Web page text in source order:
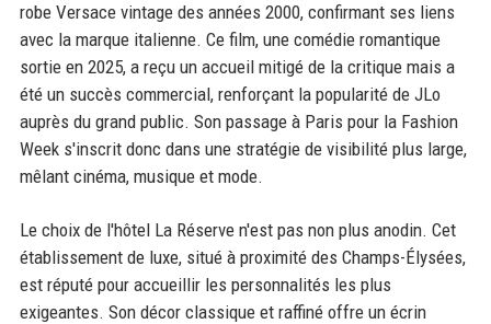
robe Versace vintage des années 2000, confirmant ses liens
avec la marque italienne. Ce film, une comédie romantique
sortie en 2025, a reçu un accueil mitigé de la critique mais a
été un succès commercial, renforçant la popularité de JLo
auprès du grand public. Son passage à Paris pour la Fashion
Week s'inscrit donc dans une stratégie de visibilité plus large,
mêlant cinéma, musique et mode.
Le choix de l'hôtel La Réserve n'est pas non plus anodin. Cet
établissement de luxe, situé à proximité des Champs-Élysées,
est réputé pour accueillir les personnalités les plus
exigeantes. Son décor classique et raffiné offre un écrin